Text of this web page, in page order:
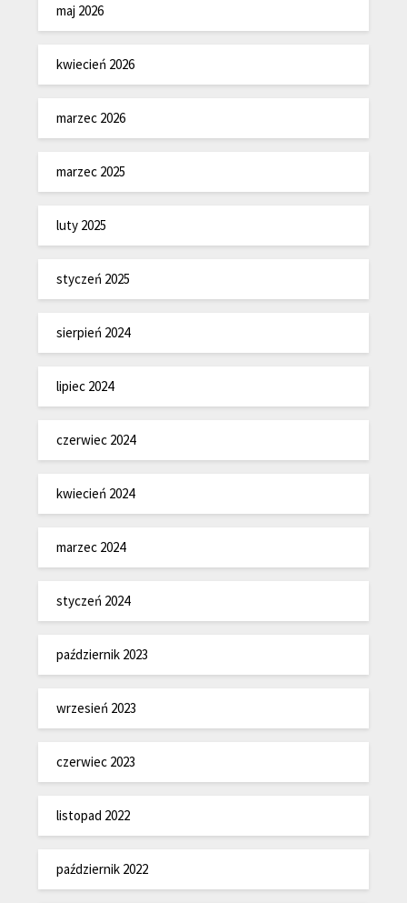
maj 2026
kwiecień 2026
marzec 2026
marzec 2025
luty 2025
styczeń 2025
sierpień 2024
lipiec 2024
czerwiec 2024
kwiecień 2024
marzec 2024
styczeń 2024
październik 2023
wrzesień 2023
czerwiec 2023
listopad 2022
październik 2022